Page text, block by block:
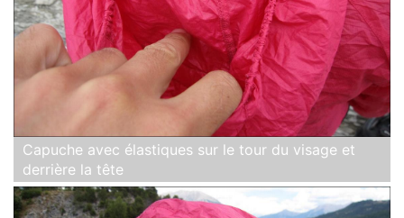
Capuche avec élastiques sur le tour du visage et
derrière la tête